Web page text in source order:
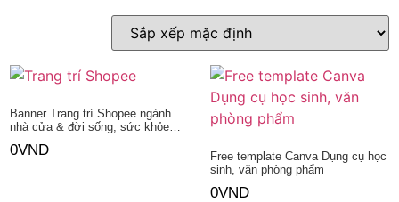
Banner Trang trí Shopee ngành
nhà cửa & đời sống, sức khỏe…
0VND
Free template Canva Dụng cụ học
sinh, văn phòng phẩm
0VND